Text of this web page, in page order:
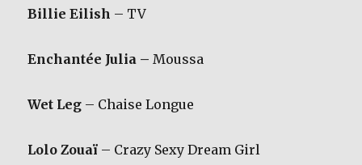
Billie Eilish – TV
Enchantée Julia –Moussa
Wet Leg – Chaise Longue
Lolo Zouaï – Crazy Sexy Dream Girl